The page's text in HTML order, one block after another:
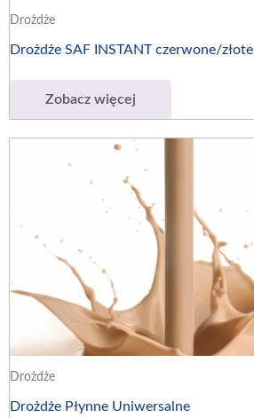
Drożdże
Drożdże SAF INSTANT czerwone/złote
Zobacz więcej
Drożdże
Drożdże Płynne Uniwersalne